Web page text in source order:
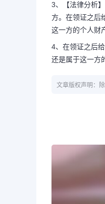
3、【法律分析
方。在领证之后
这一方的个人财
4、在领证之后
还是属于这一方
文章版权声明：